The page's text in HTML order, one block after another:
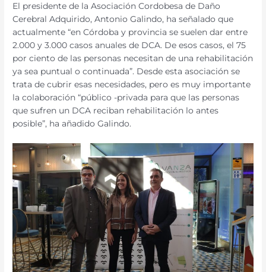
El presidente de la Asociación Cordobesa de Daño
Cerebral Adquirido, Antonio Galindo, ha señalado que
actualmente “en Córdoba y provincia se suelen dar entre
2.000 y 3.000 casos anuales de DCA. De esos casos, el 75
por ciento de las personas necesitan de una rehabilitación
ya sea puntual o continuada”. Desde esta asociación se
trata de cubrir esas necesidades, pero es muy importante
la colaboración “público -privada para que las personas
que sufren un DCA reciban rehabilitación lo antes
posible”, ha añadido Galindo.